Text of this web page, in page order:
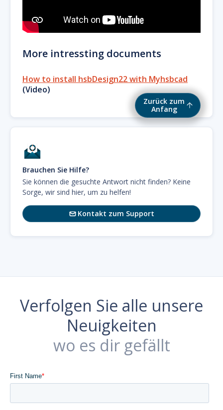
Zurück zum
Anfang
More intressting documents
How to install hsbDesign22 with Myhsbcad
(Video)
Brauchen Sie Hilfe?
Sie können die gesuchte Antwort nicht finden? Keine
Sorge, wir sind hier, um zu helfen!
Kontakt zum Support
Verfolgen Sie alle unsere
Neuigkeiten
wo es dir gefällt